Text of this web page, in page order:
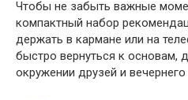
Чтобы не забыть важные
компактный набор
держать в кармане или на
быстро вернуться к основам,
окружении друзей и вечернего